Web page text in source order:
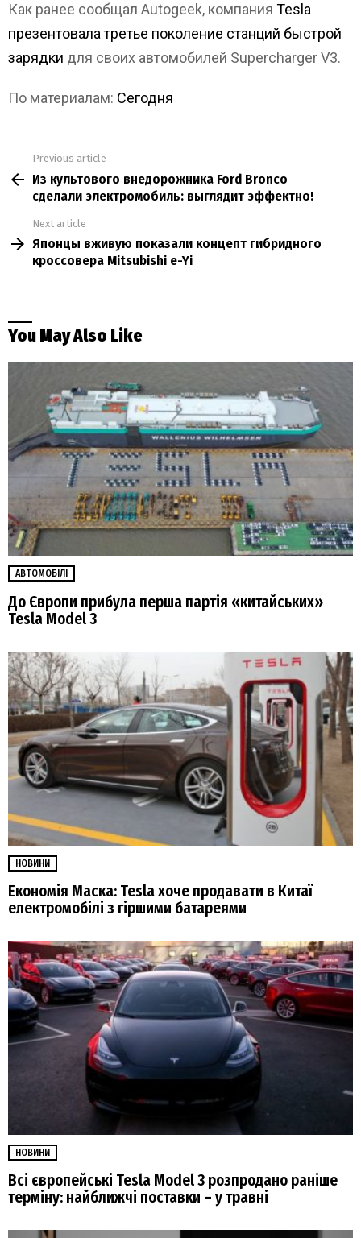
Как ранее сообщал Autogeek, компания Tesla
презентовала третье поколение станций быстрой
зарядки для своих автомобилей Supercharger V3.
По материалам: Сегодня
more
Previous article
Из культового внедорожника Ford Bronco
сделали электромобиль: выглядит эффектно!
Next article
Японцы вживую показали концепт гибридного
кроссовера Mitsubishi e-Yi
You May Also Like
АВТОМОБІЛІ
До Європи прибула перша партія «китайських»
Tesla Model 3
НОВИНИ
Економія Маска: Tesla хоче продавати в Китаї
електромобілі з гіршими батареями
НОВИНИ
Всі європейські Tesla Model 3 розпродано раніше
терміну: найближчі поставки – у травні